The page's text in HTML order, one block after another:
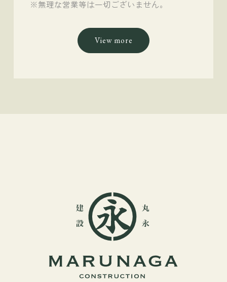
※無理な営業等は一切ございません。
View more